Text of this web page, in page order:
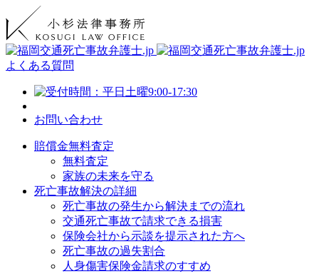
よくある質問
お問い合わせ
賠償金無料査定
無料査定
家族の未来を守る
死亡事故解決の詳細
死亡事故の発生から解決までの流れ
交通死亡事故で請求できる損害
保険会社から示談を提示された方へ
死亡事故の過失割合
人身傷害保険金請求のすすめ